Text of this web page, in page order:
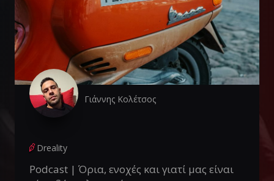
Γιάννης Κολέτσος
Dreality
Podcast | Όρια, ενοχές και γιατί μας είναι